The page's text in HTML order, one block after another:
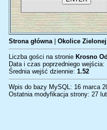
Strona główna| Okolice
Liczba gości na stronie Krosno
Data i czas poprzedniego
Średnia wejść dziennie: 1.52
Wpis do bazy MySQL: 16 marca
Ostatnia modyfikacja strony: 27